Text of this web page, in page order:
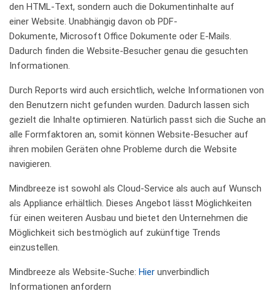
den HTML-Text, sondern auch die Dokumentinhalte auf
einer Website. Unabhängig davon ob PDF-
Dokumente, Microsoft Office Dokumente oder E-Mails.
Dadurch finden die Website-Besucher genau die gesuchten
Informationen.
Durch Reports wird auch ersichtlich, welche Informationen von
den Benutzern nicht gefunden wurden. Dadurch lassen sich
gezielt die Inhalte optimieren. Natürlich passt sich die Suche an
alle Formfaktoren an, somit können Website-Besucher auf
ihren mobilen Geräten ohne Probleme durch die Website
navigieren.
Mindbreeze ist sowohl als Cloud-Service als auch auf Wunsch
als Appliance erhältlich. Dieses Angebot lässt Möglichkeiten
für einen weiteren Ausbau und bietet den Unternehmen die
Möglichkeit sich bestmöglich auf zukünftige Trends
einzustellen.
Mindbreeze als Website-Suche: Hier unverbindlich
Informationen anfordern